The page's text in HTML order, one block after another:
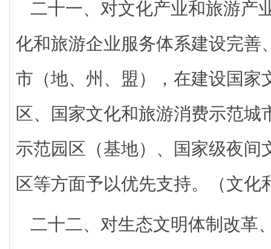
二十一、对文化产业和旅游产
化和旅游企业服务体系建设完善
市（地、州、盟），在建设国家
区、国家文化和旅游消费示范城
示范园区（基地）、国家级夜间
区等方面予以优先支持。（文化
二十二、对生态文明体制改革